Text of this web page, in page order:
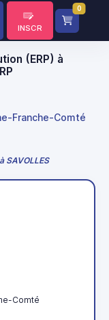
INSCR
0
(ERP) à
Franche-Comté
SAVOLLES
Comté